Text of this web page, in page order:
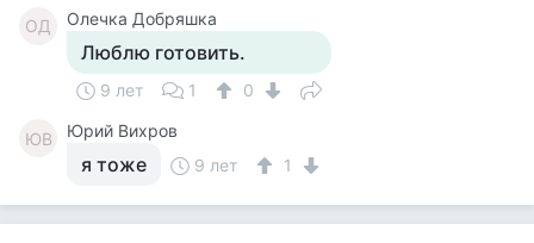
ОД Олечка Добряшка
Люблю готовить.
9 лет 1 0
ЮВ Юрий Вихров
я тоже 9 лет 1